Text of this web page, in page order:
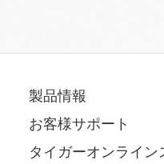
製品情報
お客様サポート
タイガーオンライン